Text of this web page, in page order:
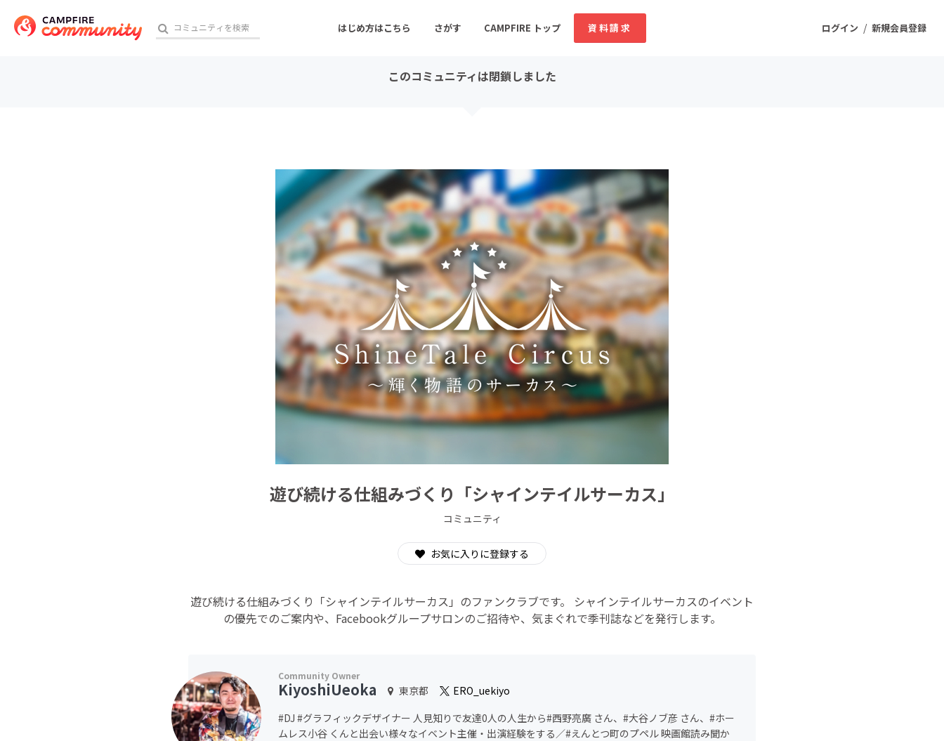
ログイン / 新規会員登録
はじめ方はこちら さがす CAMPFIRE トップ 資料請求
音楽 舞台・パフォーマンス
ゲーム・サービス開発 フード・飲食店
書籍・雑誌出版 アニメ・漫画
ソーシャルグッド ビューティー・ヘルスケア
CAMPFIRE for Social Good CAMPFIRE Creation
このコミュニティは閉鎖しました
遊び続ける仕組みづくり「シャインテイルサーカス」
コミュニティ
お気に入りに登録する
遊び続ける仕組みづくり「シャインテイルサーカス」のファンクラブです。 シャインテイルサーカスのイベント
の優先でのご案内や、Facebookグループサロンのご招待や、気まぐれで季刊誌などを発行します。
KiyoshiUeoka 東京都
ERO_uekiyo
#DJ #グラフィックデザイナー 人見知りで友達0人の人生から#西野亮廣 さん、#大谷ノブ彦 さん、#ホー
ムレス小谷 くんと出会い様々なイベント主催・出演経験をする／#えんとつ町のプペル 映画館読み聞か